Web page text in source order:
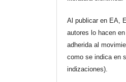
Al publicar en EA,
autores lo hacen
adherida al
como se indica en
indizaciones).